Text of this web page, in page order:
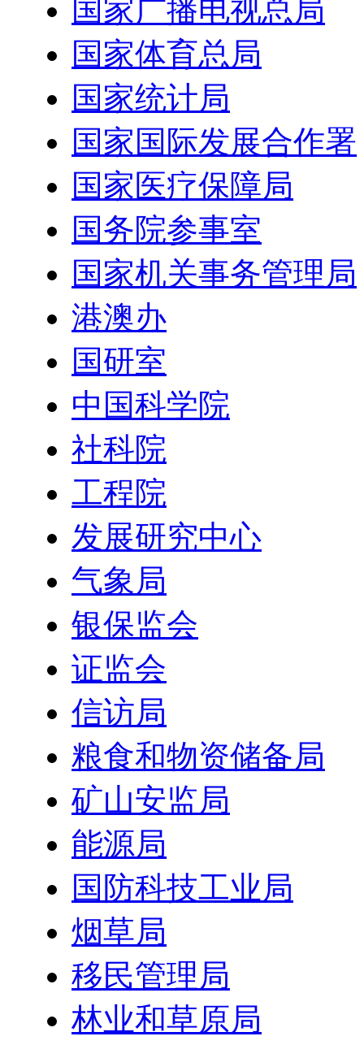
国家广播电视总局
国家体育总局
国家统计局
国家国际发展合作署
国家医疗保障局
国务院参事室
国家机关事务管理局
港澳办
国研室
中国科学院
社科院
工程院
发展研究中心
气象局
银保监会
证监会
信访局
粮食和物资储备局
矿山安监局
能源局
国防科技工业局
烟草局
移民管理局
林业和草原局